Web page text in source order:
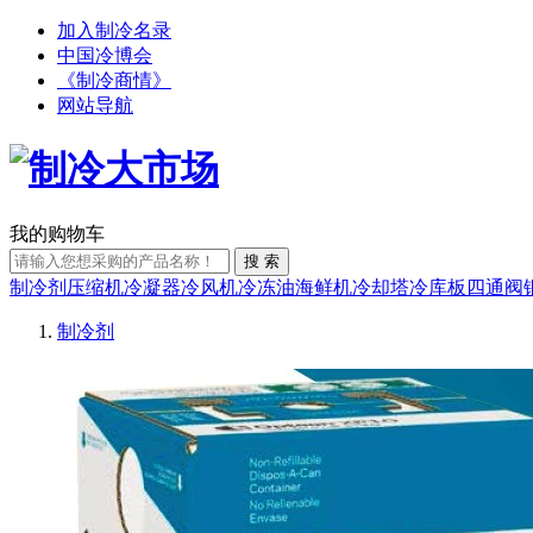
加入制冷名录
中国冷博会
《制冷商情》
网站导航
我的购物车
搜 索
制冷剂 压缩机冷凝器冷风机冷冻油海鲜机冷却塔冷库板 四通阀
制冷剂